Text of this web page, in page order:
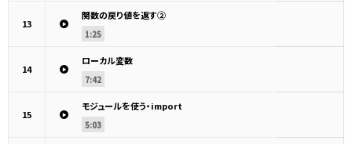
13
関数の戻り値を返す②
1:25
14
ローカル変数
7:42
15
モジュールを使う・import
5:03